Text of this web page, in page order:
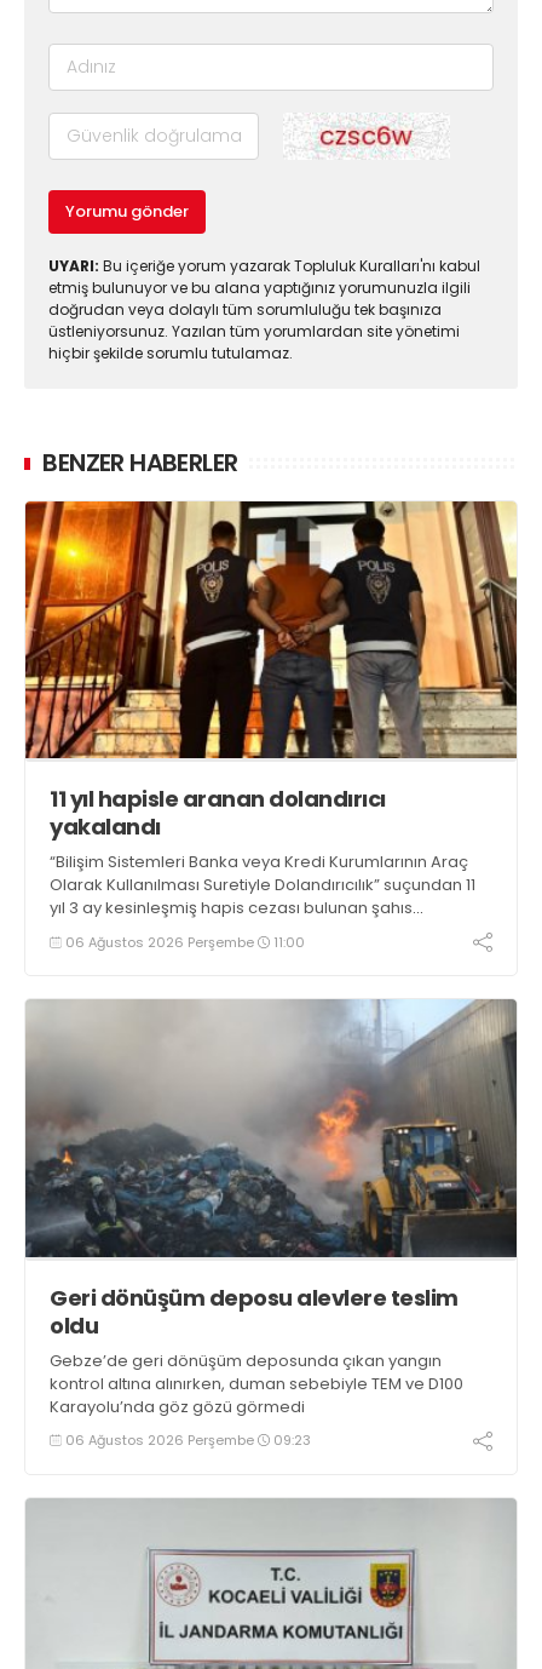
Yorumu gönder
UYARI: Bu içeriğe yorum yazarak Topluluk Kuralları'nı kabul
etmiş bulunuyor ve bu alana yaptığınız yorumunuzla ilgili
doğrudan veya dolaylı tüm sorumluluğu tek başınıza
üstleniyorsunuz. Yazılan tüm yorumlardan site yönetimi
hiçbir şekilde sorumlu tutulamaz.
BENZER HABERLER
11 yıl hapisle aranan dolandırıcı
yakalandı
“Bilişim Sistemleri Banka veya Kredi Kurumlarının Araç
Olarak Kullanılması Suretiyle Dolandırıcılık” suçundan 11
yıl 3 ay kesinleşmiş hapis cezası bulunan şahıs
yakalandı
06 Ağustos 2026 Perşembe 11:00
Geri dönüşüm deposu alevlere teslim
oldu
Gebze’de geri dönüşüm deposunda çıkan yangın
kontrol altına alınırken, duman sebebiyle TEM ve D100
Karayolu’nda göz gözü görmedi
06 Ağustos 2026 Perşembe 09:23